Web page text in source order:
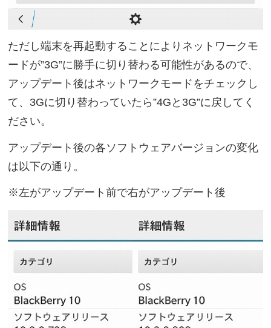
ただし端末を再起動することによりネットワークモ
ードが”3G”に勝手に切り替わる可能性があるので、
アップデート後はネットワークモードをチェックし
て、3Gに切り替わっていたら”4Gと3G”に戻してく
ださい。
アップデート後の各ソフトウェアバージョンの変化
は以下の通り。
※左がアップデート前で右がアップデート後